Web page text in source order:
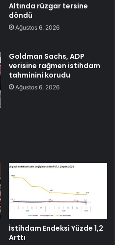
Altında rüzgar tersine
döndü
Ağustos 6, 2026
Goldman Sachs, ADP
verisine rağmen istihdam
tahminini korudu
Ağustos 6, 2026
İstihdam Endeksi Yüzde 1,2
Arttı